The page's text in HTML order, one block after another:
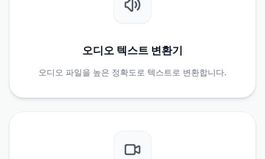
오디오 텍스트 변환기
오디오 파일을 높은 정확도로 텍스트로 변환합니다.